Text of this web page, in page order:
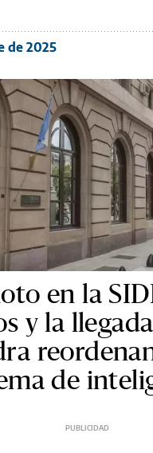
de 2025
en la
y la
de